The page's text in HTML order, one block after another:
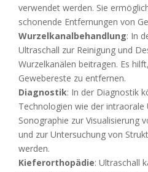
verwendet werden. Sie
schonende Entfernungen von
Wurzelkanalbehandlung: In
Ultraschall zur Reinigung und
Wurzelkanälen beitragen. Es
Gewebereste zu entfernen.
Diagnostik: In der Diagnostik
Technologien wie der intraorale
Sonographie zur Visualisierung
und zur Untersuchung von
werden.
Kieferorthopädie: Ultraschall